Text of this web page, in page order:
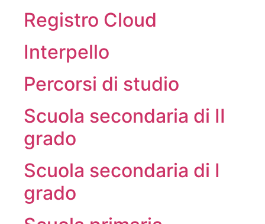
Registro Cloud
Interpello
Percorsi di studio
Scuola secondaria di II
grado
Scuola secondaria di I
grado